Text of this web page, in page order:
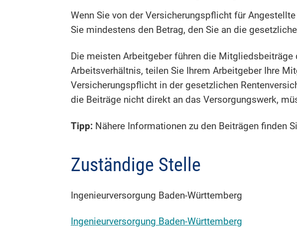
Wenn Sie von der Versicherungspflicht für
Sie mindestens den Betrag, den Sie an die
Die meisten Arbeitgeber führen die
Arbeitsverhältnis, teilen Sie Ihrem Arbeitgeber Ihre
Versicherungspflicht in der gesetzlichen
die Beiträge nicht direkt an das Versorgungswerk,
Tipp: Nähere Informationen zu den Beiträgen finden
Zuständige Stelle
Ingenieurversorgung Baden-Württemberg
Ingenieurversorgung Baden-Württemberg